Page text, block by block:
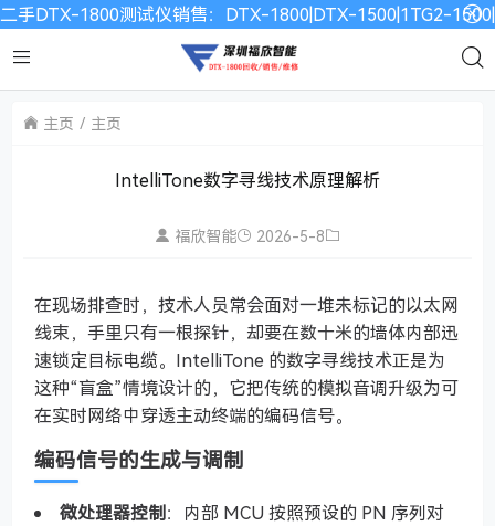
二手DTX-1800测试仪销售：DTX-1800|DTX-1500|1TG2-
主页 主页
IntelliTone数字寻线技术原理解析
福欣智能 2026-5-8
在现场排查时，技术人员常会面对一堆未标记的以太网
线束，手里只有一根探针，却要在数十米的墙体内部迅
速锁定目标电缆。IntelliTone 的数字寻线技术正是为
这种“盲盒”情境设计的，它把传统的模拟音调升级为可
在实时网络中穿透主动终端的编码信号。
编码信号的生成与调制
微处理器控制：内部 MCU 按照预设的 PN 序列对